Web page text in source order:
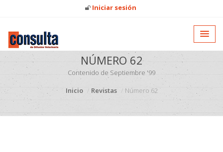
Iniciar sesión
NÚMERO 62
Contenido de Septiembre '99
Inicio
Revistas Número 62